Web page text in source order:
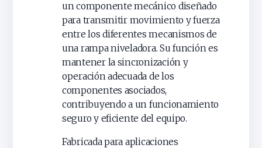
un componente mecánico diseñado
para transmitir movimiento y fuerza
entre los diferentes mecanismos de
una rampa niveladora. Su función es
mantener la sincronización y
operación adecuada de los
componentes asociados,
contribuyendo a un funcionamiento
seguro y eficiente del equipo.
Fabricada para aplicaciones